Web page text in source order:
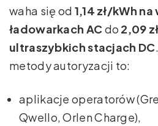
waha się od 1,14 zł/kWh
ładowarkach ACdo 2,09
ultraszybkich stacjach DC
metody autoryzacji to:
aplikacje operatorów
Qwello, Orlen Charge),